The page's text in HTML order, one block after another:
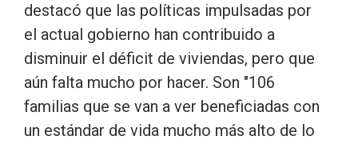
destacó que las políticas impulsadas por
el actual gobierno han contribuido a
disminuir el déficit de viviendas, pero que
aún falta mucho por hacer. Son "106
familias que se van a ver beneficiadas con
un estándar de vida mucho más alto de lo